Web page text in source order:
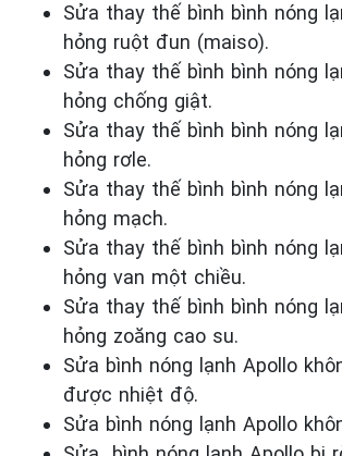
Sửa thay thế bình bình nóng
hỏng ruột đun (maiso).
Sửa thay thế bình bình nóng
hỏng chống giật.
Sửa thay thế bình bình nóng
hỏng rơle.
Sửa thay thế bình bình nóng
hỏng mạch.
Sửa thay thế bình bình nóng
hỏng van một chiều.
Sửa thay thế bình bình nóng
hỏng zoăng cao su.
Sửa bình nóng lạnh Apollo
được nhiệt độ.
Sửa bình nóng lạnh Apollo